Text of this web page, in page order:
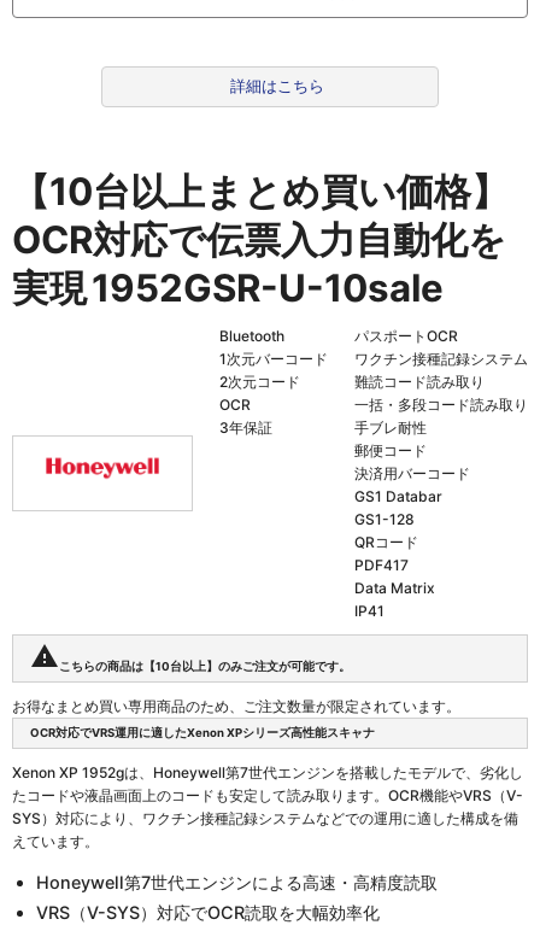
詳細はこちら
【10台以上まとめ買い価格】
OCR対応で伝票入力自動化を
実現1952GSR-U-10sale
Bluetooth
1次元バーコード
2次元コード
OCR
3年保証
パスポートOCR
ワクチン接種記録システム
難読コード読み取り
一括・多段コード読み取り
手ブレ耐性
郵便コード
決済用バーコード
GS1 Databar
GS1-128
QRコード
PDF417
Data Matrix
IP41
warning こちらの商品は【10台以上】のみご注文が可能です。
お得なまとめ買い専用商品のため、ご注文数量が限定されています。
OCR対応でVRS運用に適したXenon XPシリーズ高性能スキャナ
Xenon XP 1952gは、Honeywell第7世代エンジンを搭載したモデルで、劣化し
たコードや液晶画面上のコードも安定して読み取ります。OCR機能やVRS（V-
SYS）対応により、ワクチン接種記録システムなどでの運用に適した構成を備
えています。
Honeywell第7世代エンジンによる高速・高精度読取
VRS（V-SYS）対応でOCR読取を大幅効率化